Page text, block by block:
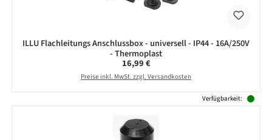
ILLU Flachleitungs Anschlussbox - universell - IP44 - 16A/250V
- Thermoplast
Regulärer Preis:
16,99 €
Preise inkl. MwSt. zzgl. Versandkosten
Verfügbarkeit: